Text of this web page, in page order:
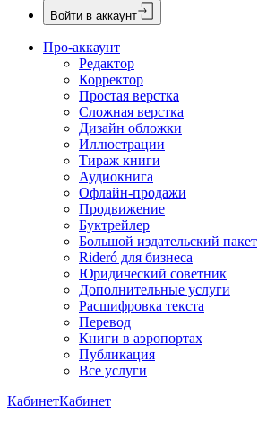
Войти в аккаунт
Про-аккаунт
Редактор
Корректор
Простая верстка
Сложная верстка
Дизайн обложки
Иллюстрации
Тираж книги
Аудиокнига
Офлайн-продажи
Продвижение
Буктрейлер
Большой издательский пакет
Rideró для бизнеса
Юридический советник
Дополнительные услуги
Расшифровка текста
Перевод
Книги в аэропортах
Публикация
Все услуги
КабинетКабинет